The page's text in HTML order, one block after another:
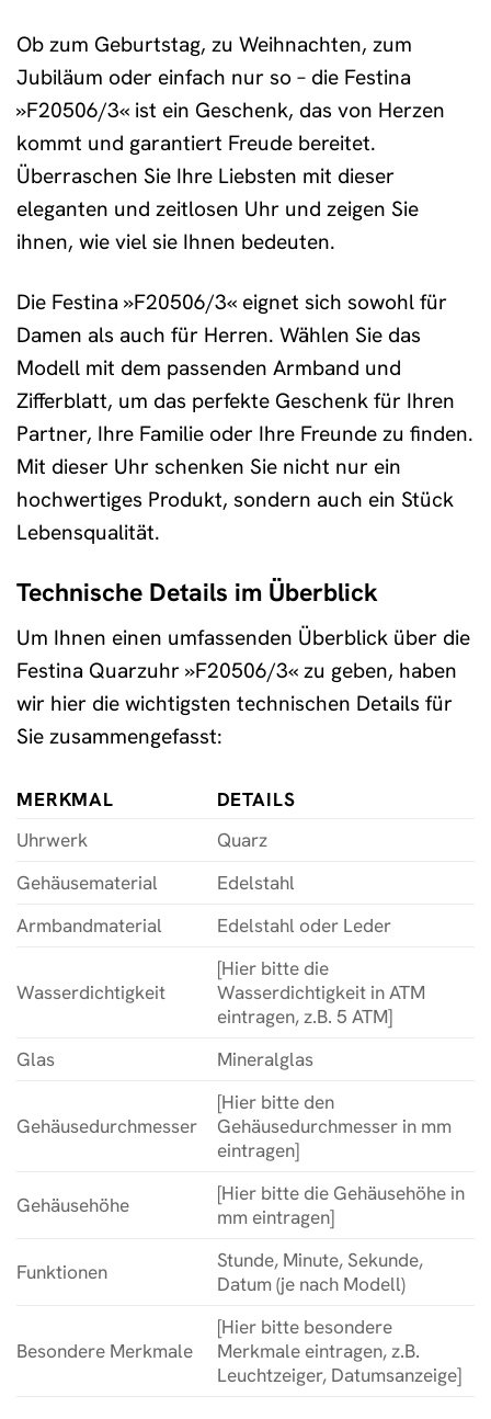
Ob zum Geburtstag, zu Weihnachten, zum
Jubiläum oder einfach nur so – die Festina
»F20506/3« ist ein Geschenk, das von Herzen
kommt und garantiert Freude bereitet.
Überraschen Sie Ihre Liebsten mit dieser
eleganten und zeitlosen Uhr und zeigen Sie
ihnen, wie viel sie Ihnen bedeuten.
Die Festina »F20506/3« eignet sich sowohl für
Damen als auch für Herren. Wählen Sie das
Modell mit dem passenden Armband und
Zifferblatt, um das perfekte Geschenk für Ihren
Partner, Ihre Familie oder Ihre Freunde zu finden.
Mit dieser Uhr schenken Sie nicht nur ein
hochwertiges Produkt, sondern auch ein Stück
Lebensqualität.
Technische Details im Überblick
Um Ihnen einen umfassenden Überblick über die
Festina Quarzuhr »F20506/3« zu geben, haben
wir hier die wichtigsten technischen Details für
Sie zusammengefasst:
MERKMAL
DETAILS
Uhrwerk
Quarz
Gehäusematerial
Edelstahl
Armbandmaterial
Edelstahl oder Leder
Wasserdichtigkeit
[Hier bitte die
Wasserdichtigkeit in ATM
eintragen, z.B. 5 ATM]
Glas
Mineralglas
Gehäusedurchmesser
[Hier bitte den
Gehäusedurchmesser in mm
eintragen]
Gehäusehöhe
[Hier bitte die Gehäusehöhe in
mm eintragen]
Funktionen
Stunde, Minute, Sekunde,
Datum (je nach Modell)
Besondere Merkmale
[Hier bitte besondere
Merkmale eintragen, z.B.
Leuchtzeiger, Datumsanzeige]